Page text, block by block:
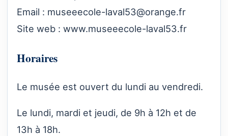
Email : museeecole-laval53@orange.fr
Site web : www.museeecole-laval53.fr
Horaires
Le musée est ouvert du lundi au vendredi.
Le lundi, mardi et jeudi, de 9h à 12h et de
13h à 18h.